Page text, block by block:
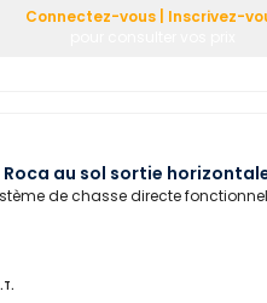
Connectez-vous | Inscrivez-
Roca au sol sortie
de chasse directe